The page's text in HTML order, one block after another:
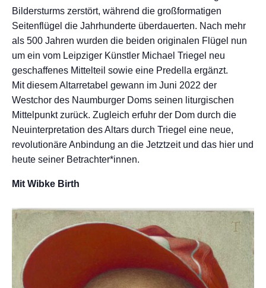
Bildersturms zerstört, während die großformatigen
Seitenflügel die Jahrhunderte überdauerten. Nach mehr
als 500 Jahren wurden die beiden originalen Flügel nun
um ein vom Leipziger Künstler Michael Triegel neu
geschaffenes Mittelteil sowie eine Predella ergänzt.
Mit diesem Altarretabel gewann im Juni 2022 der
Westchor des Naumburger Doms seinen liturgischen
Mittelpunkt zurück. Zugleich erfuhr der Dom durch die
Neuinterpretation des Altars durch Triegel eine neue,
revolutionäre Anbindung an die Jetztzeit und das hier und
heute seiner Betrachter*innen.
Mit Wibke Birth